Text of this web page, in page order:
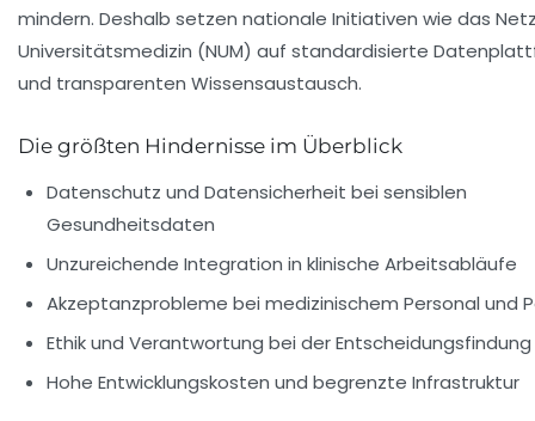
mindern. Deshalb setzen nationale Initiativen wie das
Universitätsmedizin (NUM) auf standardisierte
und transparenten Wissensaustausch.
Die größten Hindernisse im Überblick
Datenschutz und Datensicherheit bei sensiblen
Gesundheitsdaten
Unzureichende Integration in klinische Arbeitsabläufe
Akzeptanzprobleme bei medizinischem Personal und
Ethik und Verantwortung bei der Entscheidungsfindung
Hohe Entwicklungskosten und begrenzte Infrastruktur